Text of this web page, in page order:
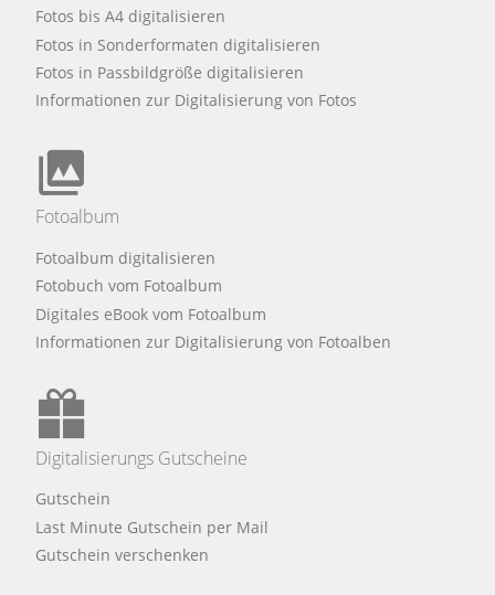
Fotos bis A4 digitalisieren
Fotos in Sonderformaten digitalisieren
Fotos in Passbildgröße digitalisieren
Informationen zur Digitalisierung von Fotos
Fotoalbum
Fotoalbum digitalisieren
Fotobuch vom Fotoalbum
Digitales eBook vom Fotoalbum
Informationen zur Digitalisierung von Fotoalben
Digitalisierungs Gutscheine
Gutschein
Last Minute Gutschein per Mail
Gutschein verschenken